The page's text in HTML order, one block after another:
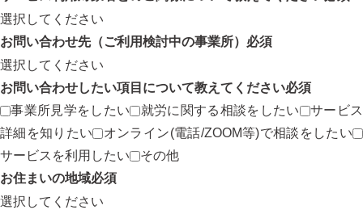
お問い合わせ先（ご利用検討中の事業所） 必須
お問い合わせしたい項目について教えてください必須
事業所見学をしたい
就労に関する相談をしたい
サービス
詳細を知りたい
オンライン(電話/ZOOM等)で相談をしたい
サービスを利用したい
その他
お住まいの地域必須